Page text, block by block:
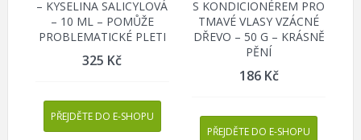
– KYSELINA SALICYLOVÁ
– 10 ML – POMŮŽE
PROBLEMATICKÉ PLETI
325 Kč
PŘEJDĚTE DO E-SHOPU
S KONDICIONÉREM PRO
TMAVÉ VLASY VZÁCNÉ
DŘEVO – 50 G – KRÁSNĚ
PĚNÍ
186 Kč
PŘEJDĚTE DO E-SHOPU